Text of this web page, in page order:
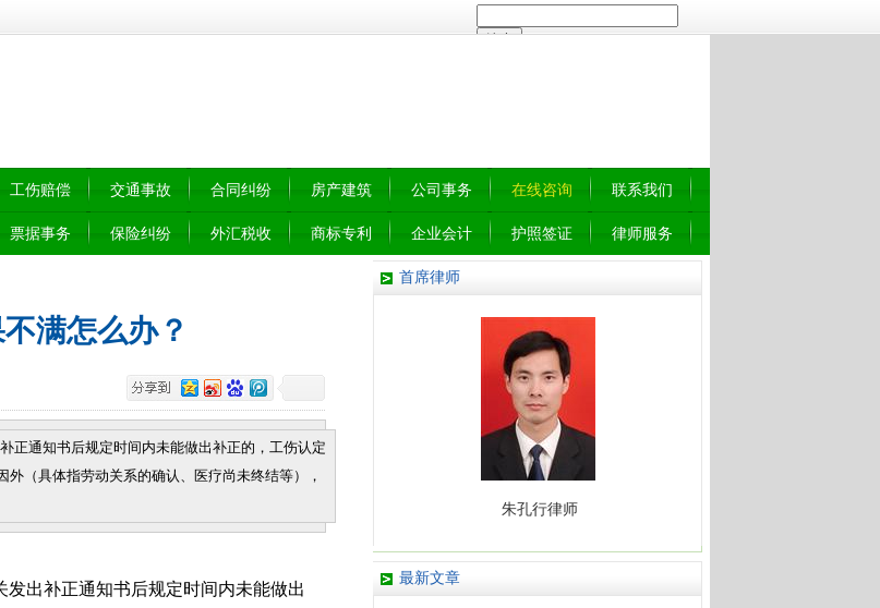
工伤赔偿 交通事故 合同纠纷 房产建筑 公司事务 在线咨询 联系我们
票据事务 保险纠纷 外汇税收 商标专利 企业会计 护照签证 律师服务
满怎么办？
正通知书后规定时间内未能做出补正的，工伤认定
（具体指劳动关系的确认、医疗尚未终结等），
出补正通知书后规定时间内未能做出
首席律师
朱孔行律师
最新文章